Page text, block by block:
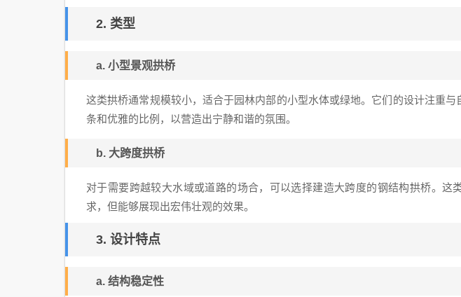
2. 类型
a. 小型景观拱桥
这类拱桥通常规模较小，适合于园林内部的小型水体或绿地。它们的设计注重
条和优雅的比例，以营造出宁静和谐的氛围。
b. 大跨度拱桥
对于需要跨越较大水域或道路的场合，可以选择建造大跨度的钢结构拱桥。这
求，但能够展现出宏伟壮观的效果。
3. 设计特点
a. 结构稳定性